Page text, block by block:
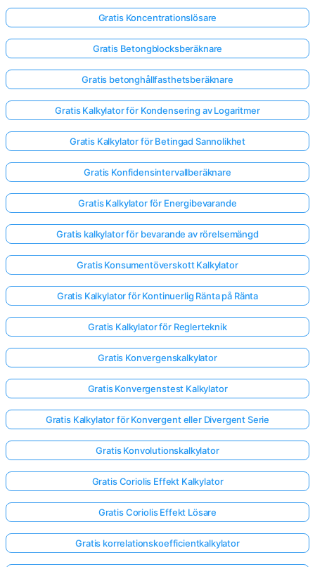
Gratis Koncentrationslösare
Gratis Betongblocksberäknare
Gratis betonghållfasthetsberäknare
Gratis Kalkylator för Kondensering av Logaritmer
Gratis Kalkylator för Betingad Sannolikhet
Gratis Konfidensintervallberäknare
Gratis Kalkylator för Energibevarande
Gratis kalkylator för bevarande av rörelsemängd
Gratis Konsumentöverskott Kalkylator
Gratis Kalkylator för Kontinuerlig Ränta på Ränta
Gratis Kalkylator för Reglerteknik
Gratis Konvergenskalkylator
Gratis Konvergenstest Kalkylator
Gratis Kalkylator för Konvergent eller Divergent Serie
Gratis Konvolutionskalkylator
Gratis Coriolis Effekt Kalkylator
Gratis Coriolis Effekt Lösare
Gratis korrelationskoefficientkalkylator